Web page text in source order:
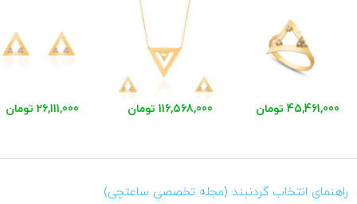
45,461,000 تومان 116,568,000 تومان 26,111,000 تومان
راهنمای انتخاب گردنبند (مجله تخصصی ساعتچی)